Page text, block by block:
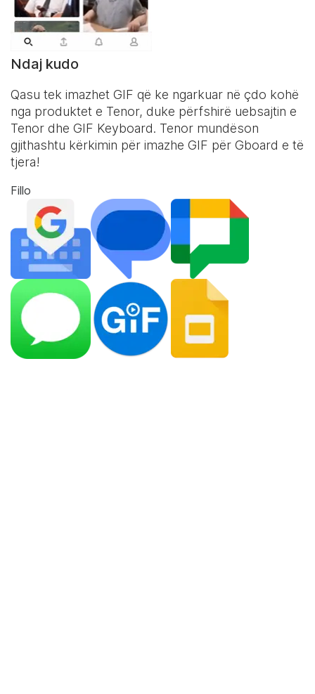
Ndaj kudo
Qasu tek imazhet GIF që ke ngarkuar në çdo kohë
nga produktet e Tenor, duke përfshirë uebsajtin e
Tenor dhe GIF Keyboard. Tenor mundëson
gjithashtu kërkimin për imazhe GIF për Gboard e të
tjera!
Fillo